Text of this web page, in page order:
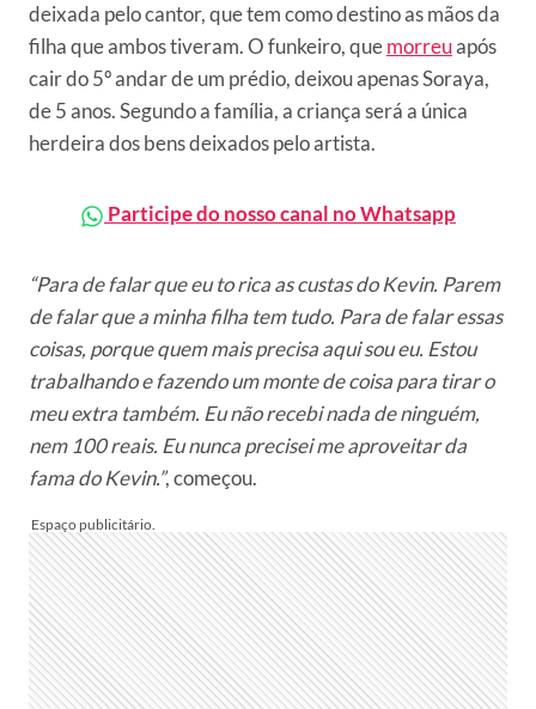
deixada pelo cantor, que tem como destino as mãos da
filha que ambos tiveram. O funkeiro, quemorreuapós
cair do 5º andar de um prédio, deixou apenas Soraya,
de 5 anos. Segundo a família, a criança será a única
herdeira dos bens deixados pelo artista.
Participe do nosso canal no Whatsapp
“Para de falar que eu to rica as custas do Kevin. Parem
de falar que a minha filha tem tudo. Para de falar essas
coisas, porque quem mais precisa aqui sou eu. Estou
trabalhando e fazendo um monte de coisa para tirar o
meu extra também. Eu não recebi nada de ninguém,
nem 100 reais. Eu nunca precisei me aproveitar da
fama do Kevin.”, começou.